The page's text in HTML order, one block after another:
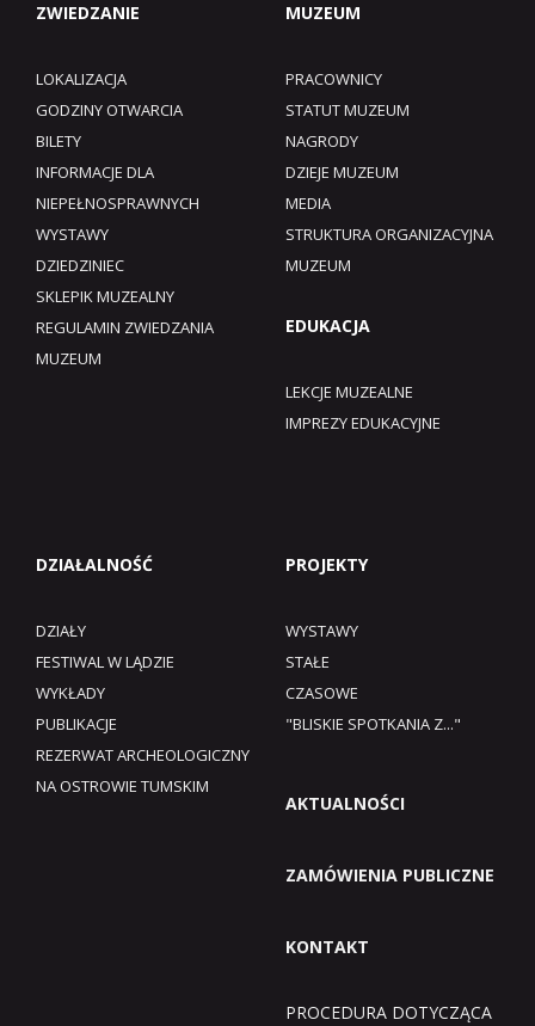
ZWIEDZANIE
LOKALIZACJA
GODZINY OTWARCIA
BILETY
INFORMACJE DLA
NIEPEŁNOSPRAWNYCH
WYSTAWY
DZIEDZINIEC
SKLEPIK MUZEALNY
REGULAMIN ZWIEDZANIA
MUZEUM​
MUZEUM
PRACOWNICY
STATUT MUZEUM
NAGRODY
DZIEJE MUZEUM
MEDIA
STRUKTURA ORGANIZACYJNA
MUZEUM
EDUKACJA
LEKCJE MUZEALNE
IMPREZY EDUKACYJNE
DZIAŁALNOŚĆ
DZIAŁY
FESTIWAL W LĄDZIE
WYKŁADY
PUBLIKACJE
REZERWAT ARCHEOLOGICZNY
NA OSTROWIE TUMSKIM
PROJEKTY
WYSTAWY
STAŁE
CZASOWE
"BLISKIE SPOTKANIA Z..."
AKTUALNOŚCI
ZAMÓWIENIA PUBLICZNE
KONTAKT
PROCEDURA DOTYCZĄCA